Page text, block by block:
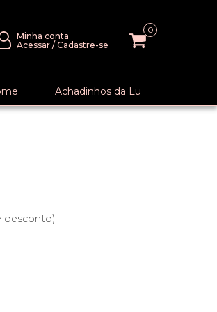
Minha conta
Acessar / Cadastre-se
0
Achadinhos da Lu
desconto)